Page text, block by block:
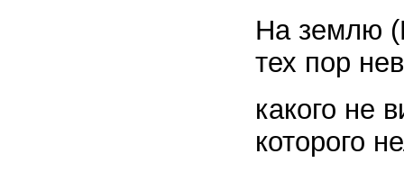
На землю
тех пор
какого не
которого